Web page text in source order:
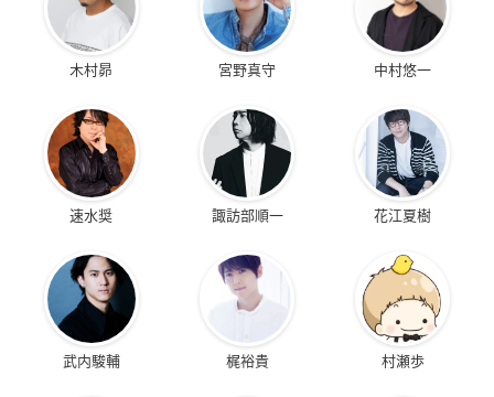
木村昴 宮野真守 中村悠一
速水奨 諏訪部順一 花江夏樹
武内駿輔 梶裕貴 村瀬歩